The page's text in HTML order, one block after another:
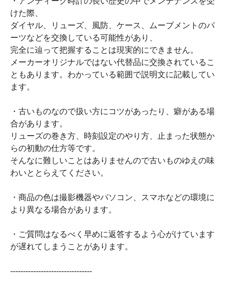
けた際、
ダイヤル、リューズ、風防、ケース、ムーブメントのパ
ーツなどを交換している可能性があり、
完全に辿って把握することは現実的にできません。
メーカーオリジナルではない代替品に交換されているこ
ともあります。わかっている範囲で説明文に記載してい
ます。
・古いものなので扱い方にコツがあったり、癖がある場
合があります。
リューズの巻き方、時刻設定のやり方、止まった状態か
らの初動の仕方等です。
そんなに難しいことはありませんので古いものゆえの味
わいととらえてください。
・商品の色は撮影機器やパソコン、スマホなどの環境に
より異なる場合があります。
・ご質問はなるべく早めに返答するよう心がけています
が遅れてしまうことがあります。
--------------------------------